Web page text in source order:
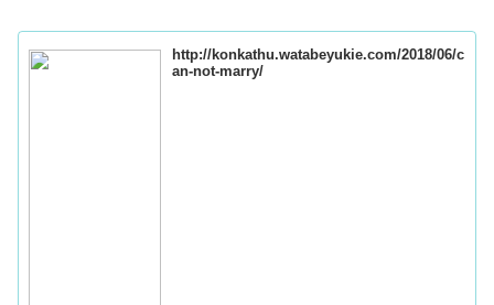
http://konkathu.watabeyukie.com/2018/06/c
an-not-marry/